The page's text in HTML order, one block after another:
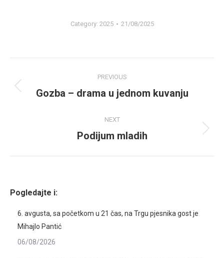
Category: 2025 21/08/2025
navigation
PREVIOUS
Previous
Gozba – drama u jednom kuvanju
NEXT
Next
Podijum mladih
Pogledajte i:
6. avgusta, sa početkom u 21 čas, na Trgu pjesnika gost je
Mihajlo Pantić
06/08/2026